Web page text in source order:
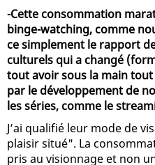
-Cette consommation
binge-watching, comme
ce simplement le rapport
culturels qui a changé
tout avoir sous la main
par le développement de
les séries, comme le
J’ai qualifié leur mode de
plaisir situé". La
pris au visionnage et non